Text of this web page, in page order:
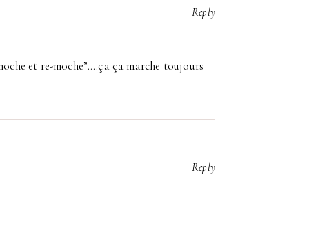
et re-moche”….ça ça marche toujours
Reply
Reply